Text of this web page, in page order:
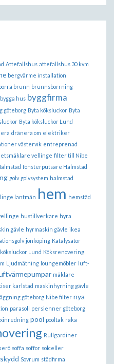
Attefallshus attefallshus 30 kvm
bergvärme installation
brunn brunnsborrning
bygga hus byggfirma
göteborg Byta köksluckor Byta
Byta köksluckor Lund
dränera om elektriker
västervik entreprenad
vellinge filter till Nibe
fönsterputsare Halmstad
golv golvsystem halmstad
lantmän hem hemstäd
hustillverkare hyra
gävle hyrmaskin gävle ikea
jönköping Katalysator
köksluckor Lund Köksrenovering
Ljudmätning loungemöbler luft-
mäklare
karlstad maskinhyrning gävle
göteborg Nibe filter nya
parasoll persienner göteborg
pool pooltak raka
Rullgardiner
soffa soffor solceller
Sovrum städfirma